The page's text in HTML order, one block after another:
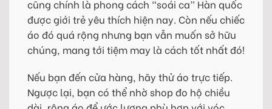
cũng chính là phong cách “soái ca” Hàn quốc
được giới trẻ yêu thích hiện nay. Còn nếu chiếc
áo đó quá rộng nhưng bạn vẫn muốn sở hữu
chúng, mang tới tiệm may là cách tốt nhất đó!
Nếu bạn đến cửa hàng, hãy thử áo trực tiếp.
Ngược lại, bạn có thể nhờ shop đo hộ chiều